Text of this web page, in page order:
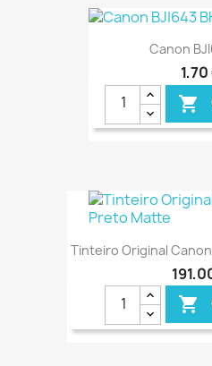
Canon

Tinteiro Original
